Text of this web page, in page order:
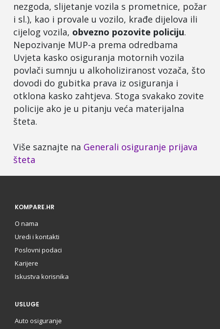
nezgoda, slijetanje vozila s prometnice, požar
i sl.), kao i provale u vozilo, krađe dijelova ili
cijelog vozila, obvezno pozovite policiju.
Nepozivanje MUP-a prema odredbama
Uvjeta kasko osiguranja motornih vozila
povlači sumnju u alkoholiziranost vozača, što
dovodi do gubitka prava iz osiguranja i
otklona kasko zahtjeva. Stoga svakako zovite
policije ako je u pitanju veća materijalna
šteta.
Više saznajte na Generali osiguranje prijava
šteta
KOMPARE.HR
O nama
Uredi i kontakti
Poslovni podaci
Karijere
Iskustva korisnika
USLUGE
Auto osiguranje